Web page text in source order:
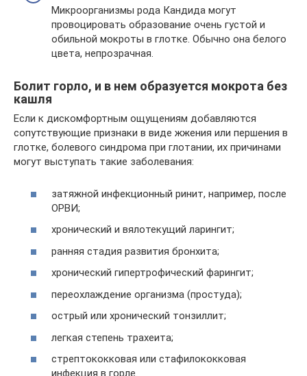
Микроорганизмы рода Кандида могут
провоцировать образование очень густой и
обильной мокроты в глотке. Обычно она белого
цвета, непрозрачная.
Болит горло, и в нем образуется мокрота без
кашля
Если к дискомфортным ощущениям добавляются
сопутствующие признаки в виде жжения или першения в
глотке, болевого синдрома при глотании, их причинами
могут выступать такие заболевания:
затяжной инфекционный ринит, например, после
ОРВИ;
хронический и вялотекущий ларингит;
ранняя стадия развития бронхита;
хронический гипертрофический фарингит;
переохлаждение организма (простуда);
острый или хронический тонзиллит;
легкая степень трахеита;
стрептококковая или стафилококковая
инфекция в горле.